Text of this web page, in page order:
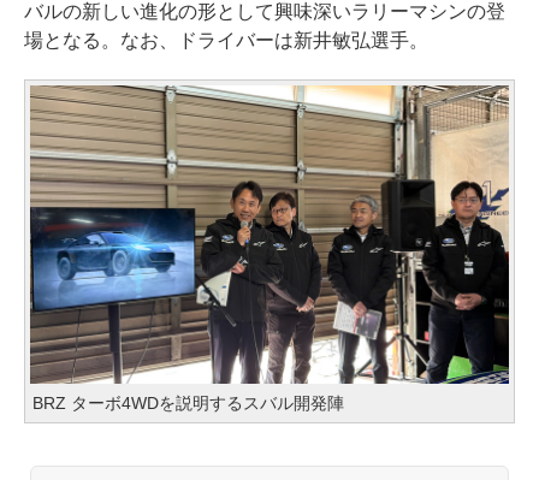
バルの新しい進化の形として興味深いラリーマシンの登
場となる。なお、ドライバーは新井敏弘選手。
BRZ ターボ4WDを説明するスバル開発陣